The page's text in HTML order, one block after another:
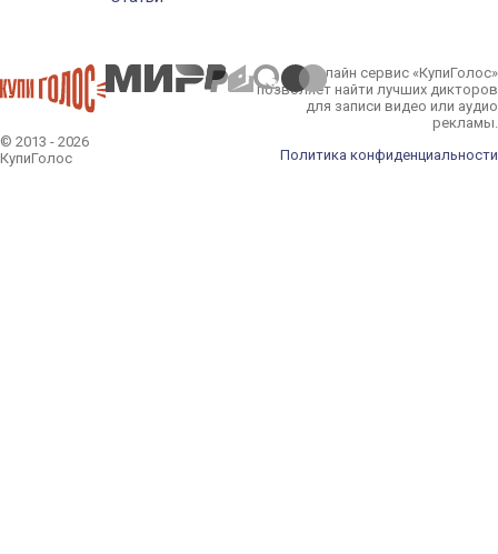
© 2013 - 2026
КупиГолос
Онлайн сервис «КупиГолос»
позволяет найти лучших дикторов
для записи видео или аудио
рекламы.
Политика конфиденциальности